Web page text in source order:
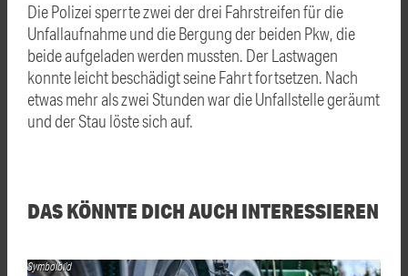
Die Polizei sperrte zwei der drei Fahrstreifen für die
Unfallaufnahme und die Bergung der beiden Pkw, die
beide aufgeladen werden mussten. Der Lastwagen
konnte leicht beschädigt seine Fahrt fortsetzen. Nach
etwas mehr als zwei Stunden war die Unfallstelle geräumt
und der Stau löste sich auf.
DAS KÖNNTE DICH AUCH INTERESSIEREN
Symbolbild